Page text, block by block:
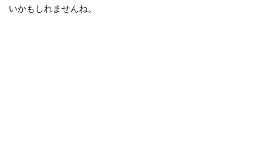
いかもしれませんね。